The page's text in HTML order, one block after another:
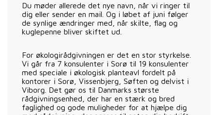
Du møder allerede det nye navn, når vi ringer til
dig eller sender en mail. Og i løbet af juni følger
de synlige ændringer med, når skilte, flag og
kuglepenne bliver skiftet ud.
For økologirådgivningen er det en stor styrkelse.
Vi går fra 7 konsulenter i Sorø til 19 konsulenter
med speciale i økologisk planteavl fordelt på
kontorer i Sorø, Vissenbjerg, Søften og delvist i
Viborg. Det gør os til Danmarks største
rådgivningsenhed, der har en stærk og bred
faglighed og gode muligheder for at hjælpe dig